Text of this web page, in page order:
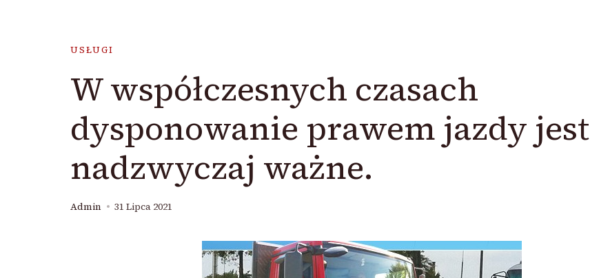
USŁUGI
W współczesnych czasach
dysponowanie prawem jazdy jest
nadzwyczaj ważne.
Admin 31 Lipca 2021